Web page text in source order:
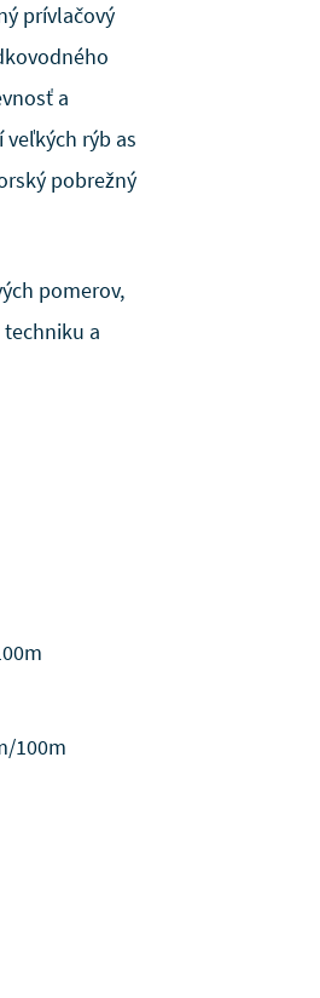
prívlačový
a
rýb as
pobrežný
pomerov,
a
100m